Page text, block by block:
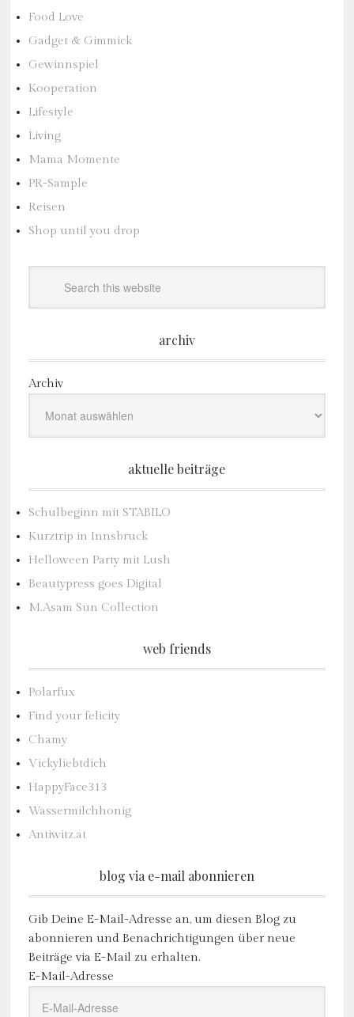
Food Love
Gadget & Gimmick
Gewinnspiel
Kooperation
Lifestyle
Living
Mama Momente
PR-Sample
Reisen
Shop until you drop
archiv
Archiv
aktuelle beiträge
Schulbeginn mit STABILO
Kurztrip in Innsbruck
Helloween Party mit Lush
Beautypress goes Digital
M.Asam Sun Collection
web friends
Polarfux
Find your felicity
Chamy
Vickyliebtdich
HappyFace313
Wassermilchhonig
Antiwitz.at
blog via e-mail abonnieren
Gib Deine E-Mail-Adresse an, um diesen Blog zu
abonnieren und Benachrichtigungen über neue
Beiträge via E-Mail zu erhalten.
E-Mail-Adresse